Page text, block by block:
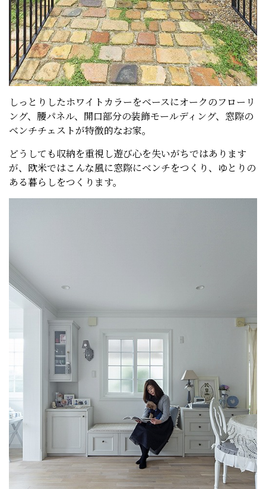
しっとりしたホワイトカラーをベースにオークのフローリ
ング、腰パネル、開口部分の装飾モールディング、窓際の
ベンチチェストが特徴的なお家。
どうしても収納を重視し遊び心を失いがちではあります
が、欧米ではこんな風に窓際にベンチをつくり、ゆとりの
ある暮らしをつくります。